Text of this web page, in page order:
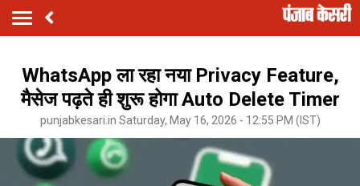
WhatsApp ला रहा नया Privacy Feature,
मैसेज पढ़ते ही शुरू होगा Auto Delete Timer
punjabkesari.in Saturday, May 16, 2026 - 12:55 PM (IST)